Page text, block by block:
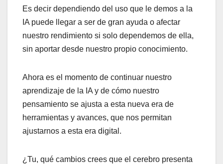
Es decir dependiendo del uso que le demos a la
IA puede llegar a ser de gran ayuda o afectar
nuestro rendimiento si solo dependemos de ella,
sin aportar desde nuestro propio conocimiento.
Ahora es el momento de continuar nuestro
aprendizaje de la IA y de cómo nuestro
pensamiento se ajusta a esta nueva era de
herramientas y avances, que nos permitan
ajustarnos a esta era digital.
¿Tu, qué cambios crees que el cerebro presenta